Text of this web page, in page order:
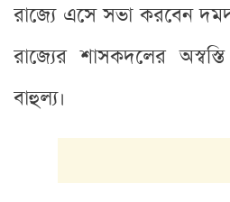
রাজ্যে এসে সভা করবেন
রাজ্যের শাসকদলের
বাহুল্য।